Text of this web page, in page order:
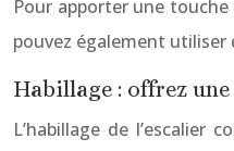
Pour apporter une
pouvez également utiliser
Habillage : offrez
L’habillage de